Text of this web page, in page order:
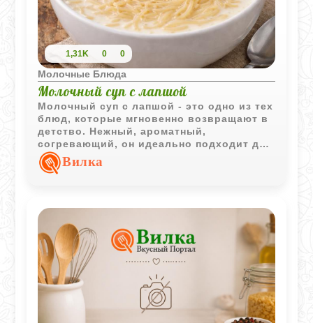
1,31K 0 0
Молочные Блюда
Молочный суп с лапшой
Молочный суп с лапшой - это одно из тех
блюд, которые мгновенно возвращают в
детство. Нежный, ароматный,
согревающий, он идеально подходит для
завтрака или лёгкого ужина. Его любят
дети за мягкий вкус и сладковатые
создаёт. Это блюдо готовится всего из
нескольких доступных ингредиентов, но
при этом остаётся удивительно
насыщенным и домашним.
Вилка